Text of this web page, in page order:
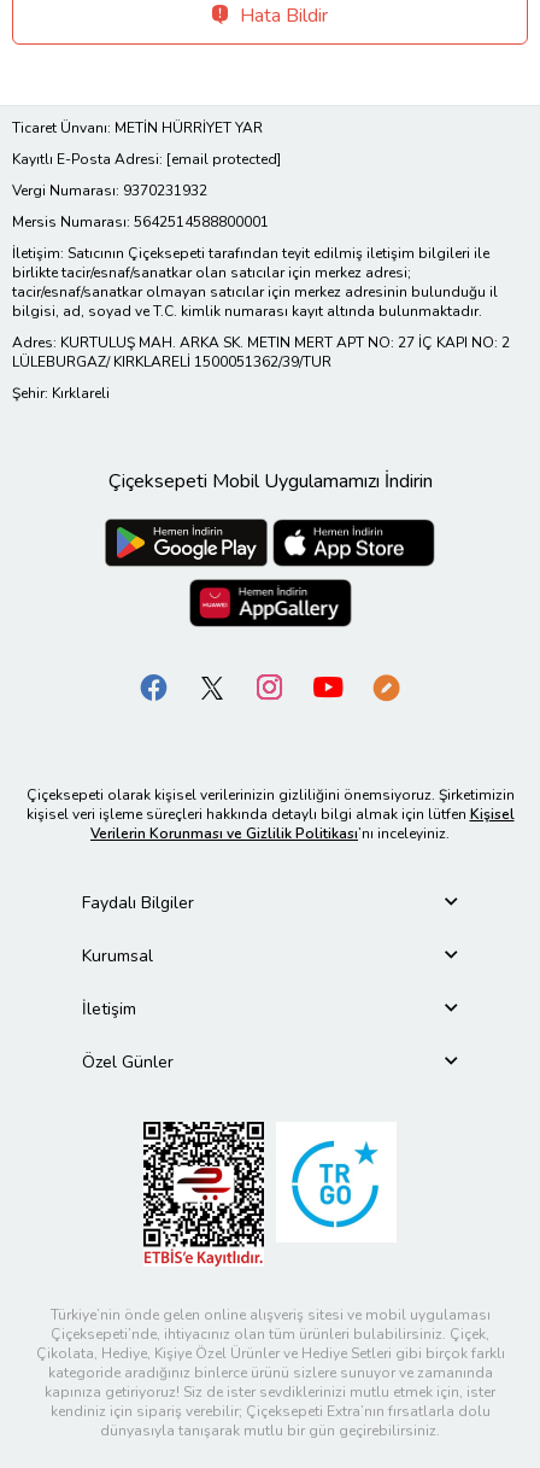
Hata Bildir
Ticaret Ünvanı: METİN HÜRRİYET YAR
Kayıtlı E-Posta Adresi: [email protected]
Vergi Numarası: 9370231932
Mersis Numarası: 5642514588800001
İletişim: Satıcının Çiçeksepeti tarafından teyit edilmiş iletişim bilgileri ile
birlikte tacir/esnaf/sanatkar olan satıcılar için merkez adresi;
tacir/esnaf/sanatkar olmayan satıcılar için merkez adresinin bulunduğu il
bilgisi, ad, soyad ve T.C. kimlik numarası kayıt altında bulunmaktadır.
Adres: KURTULUŞ MAH. ARKA SK. METIN MERT APT NO: 27 İÇ KAPI NO: 2
LÜLEBURGAZ/ KIRKLARELİ 1500051362/39/TUR
Şehir: Kırklareli
Çiçeksepeti Mobil Uygulamamızı İndirin
Çiçeksepeti olarak kişisel verilerinizin gizliliğini önemsiyoruz. Şirketimizin
kişisel veri işleme süreçleri hakkında detaylı bilgi almak için lütfen Kişisel
Verilerin Korunması ve Gizlilik Politikası’nı inceleyiniz.
Faydalı Bilgiler
Kurumsal
İletişim
Özel Günler
Türkiye’nin önde gelen online alışveriş sitesi ve mobil uygulaması
Çiçeksepeti’nde, ihtiyacınız olan tüm ürünleri bulabilirsiniz. Çiçek,
Çikolata, Hediye, Kişiye Özel Ürünler ve Hediye Setleri gibi birçok farklı
kategoride aradığınız binlerce ürünü sizlere sunuyor ve zamanında
kapınıza getiriyoruz! Siz de ister sevdiklerinizi mutlu etmek için, ister
kendiniz için sipariş verebilir; Çiçeksepeti Extra’nın fırsatlarla dolu
dünyasıyla tanışarak mutlu bir gün geçirebilirsiniz.